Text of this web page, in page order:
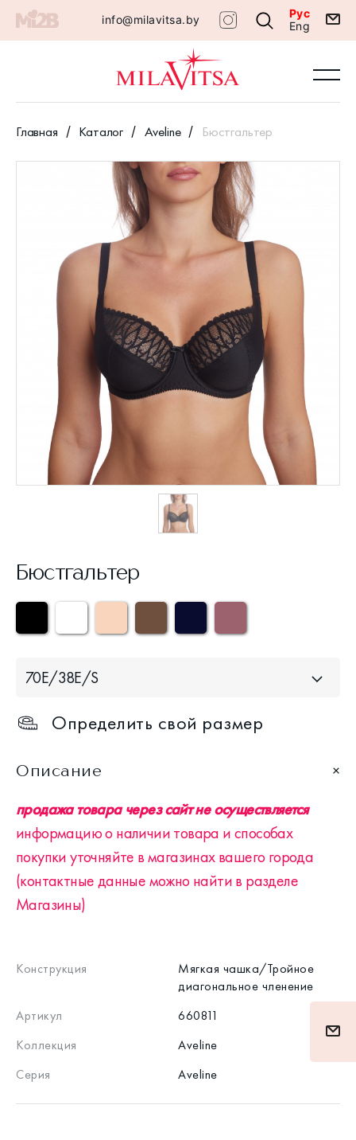
info@milavitsa.by
Рус
Eng
Главная Каталог Aveline Бюстгальтер
Бюстгальтер
70Е/38Е/S
Определить свой размер
Описание
продажа товара через сайт не осуществляется
информацию о наличии товара и способах
покупки уточняйте в магазинах вашего города
(контактные данные можно найти в разделе
Магазины)
Конструкция
Мягкая чашка/Тройное
диагональное членение
Артикул
660811
Коллекция
Aveline
Серия
Aveline